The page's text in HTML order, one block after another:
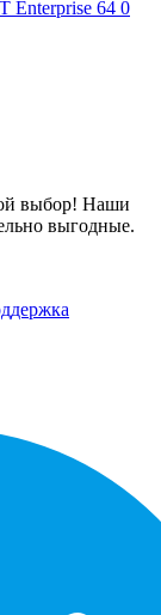
Enterprise 64 0
выбор! Наши
выгодные.